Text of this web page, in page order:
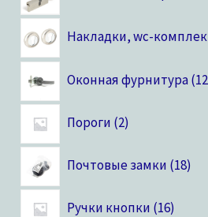
Накладки, wc-
Оконная фурнитура 12
Пороги 2
Почтовые замки 18
Ручки кнопки 16